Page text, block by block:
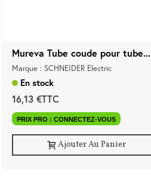
Mureva Tube coude pour tube...
Marque : SCHNEIDER Electric
En stock
16,13 €TTC
PRIX PRO : CONNECTEZ-VOUS
Ajouter Au Panier